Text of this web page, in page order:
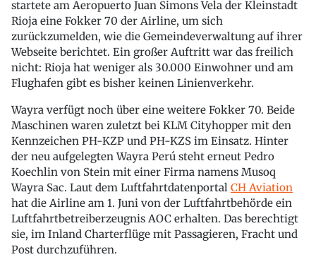
startete am Aeropuerto Juan Simons Vela der Kleinstadt
Rioja eine Fokker 70 der Airline, um sich
zurückzumelden, wie die Gemeindeverwaltung auf ihrer
Webseite berichtet. Ein großer Auftritt war das freilich
nicht: Rioja hat weniger als 30.000 Einwohner und am
Flughafen gibt es bisher keinen Linienverkehr.
Wayra verfügt noch über eine weitere Fokker 70. Beide
Maschinen waren zuletzt bei KLM Cityhopper mit den
Kennzeichen PH-KZP und PH-KZS im Einsatz. Hinter
der neu aufgelegten Wayra Perú steht erneut Pedro
Koechlin von Stein mit einer Firma namens Musoq
Wayra Sac. Laut dem Luftfahrtdatenportal CH Aviation
hat die Airline am 1. Juni von der Luftfahrtbehörde ein
Luftfahrtbetreiberzeugnis AOC erhalten. Das berechtigt
sie, im Inland Charterflüge mit Passagieren, Fracht und
Post durchzuführen.